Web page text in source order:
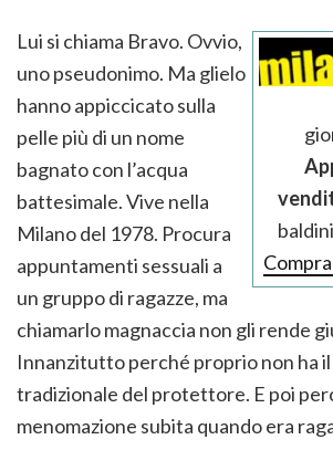
Lui si chiama Bravo. Ovvio,
uno pseudonimo. Ma glielo
hanno appiccicato sulla
pelle più di un nome
bagnato con l’acqua
battesimale. Vive nella
Milano del 1978. Procura
appuntamenti sessuali a
un gruppo di ragazze, ma
chiamarlo magnaccia non gli rende
Innanzitutto perché proprio non ha
tradizionale del protettore. E poi
menomazione subita quando era